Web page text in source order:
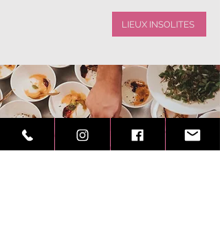
LIEUX INSOLITES